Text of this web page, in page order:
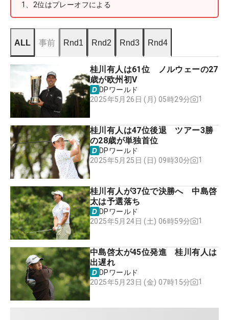
1、2位はプレーオフによる
ALL 事前 Rnd1 Rnd2 Rnd3 Rnd4
桂川有人は61位 ノルウェーの27
歳が欧州初V
DPワールド
2025年5月26日 (月) 05時29分
1
桂川有人は47位後退 ツアー3勝
の28歳が単独首位
DPワールド
2025年5月25日 (日) 09時30分
1
桂川有人が37位で決勝へ 中島啓
太は予選落ち
DPワールド
2025年5月24日 (土) 06時59分
1
中島啓太が45位発進 桂川有人は
出遅れ
DPワールド
2025年5月23日 (金) 07時15分
1